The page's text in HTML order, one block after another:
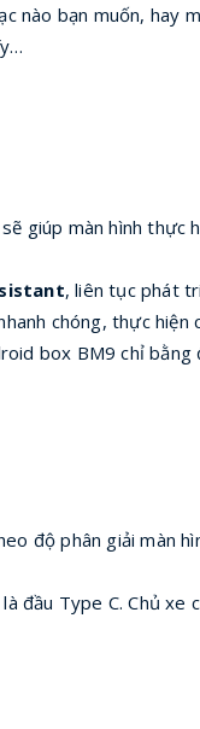
nào bạn muốn, hay
giúp màn hình thực
, liên tục phát
chóng, thực hiện
box BM9 chỉ bằng
độ phân giải màn
đầu Type C. Chủ xe